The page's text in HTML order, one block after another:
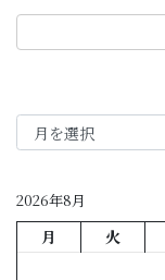
年
月
2026年8月
月 火